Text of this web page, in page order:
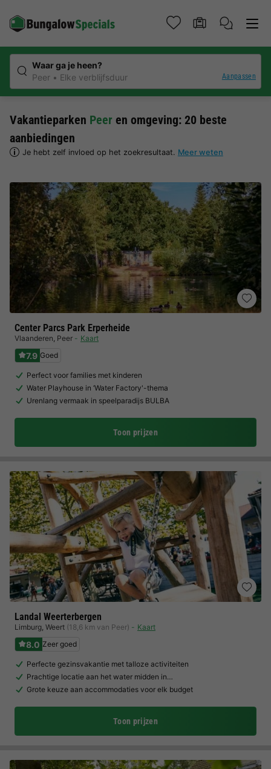
Waar ga je heen?
Peer
Elke verblijfsduur Aanpassen
Vakantieparken Peer en omgeving: 20 beste
aanbiedingen
Je hebt zelf invloed op het zoekresultaat. Meer weten
Center Parcs Park Erperheide
Vlaanderen, Peer Kaart
7.9 Goed
Perfect voor families met kinderen
Water Playhouse in ‘Water Factory'-thema
Urenlang vermaak in speelparadijs BULBA
Toon prijzen
Landal Weerterbergen
Limburg, Weert (18,6 km van Peer) Kaart
8.0 Zeer goed
Perfecte gezinsvakantie met talloze activiteiten
Prachtige locatie aan het water midden in…
Grote keuze aan accommodaties voor elk budget
Toon prijzen